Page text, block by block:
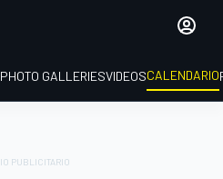
PHOTO GALLERIESVIDEOSCALENDARIO